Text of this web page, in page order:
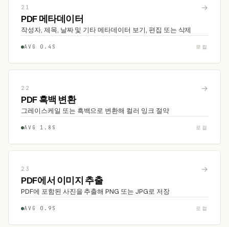
21 →
PDF 메타데이터
작성자, 제목, 날짜 및 기타 메타데이터 보기, 편집 또는 삭제
AVG 0.4S 로컬
22 →
PDF 흑백 변환
그레이스케일 또는 흑백으로 변환해 컬러 잉크 절약
AVG 1.8S 로컬
23 →
PDF에서 이미지 추출
PDF에 포함된 사진을 추출해 PNG 또는 JPG로 저장
AVG 0.9S 로컬